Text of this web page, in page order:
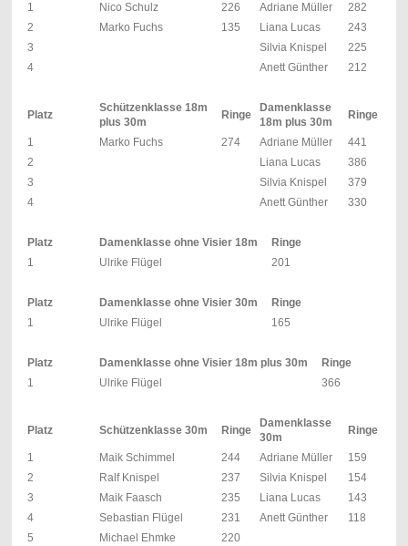
1 Nico Schulz 226 Adriane Müller
282
2
Marko Fuchs 135 Liana Lucas
243
3
Silvia Knispel
225
4
Anett Günther 212
Platz
Schützenklasse 18m
plus 30m
Ringe
Damenklasse
18m plus 30m
Ringe
1 Marko Fuchs 274 Adriane Müller
441
2
Liana Lucas
386
3
Silvia Knispel
379
4
Anett Günther 330
Platz Damenklasse ohne Visier 18m
Ringe
1
Ulrike Flügel 201
Platz Damenklasse ohne Visier 30m
Ringe
1
Ulrike Flügel 165
Platz Damenklasse ohne Visier 18m plus 30m
Ringe
1
Ulrike Flügel 366
Platz Schützenklasse 30m Ringe
Damenklasse
30m
Ringe
1 Maik Schimmel 244 Adriane Müller
159
2
Ralf Knispel 237 Silvia Knispel
154
3
Maik Faasch 235 Liana Lucas
143
4
Sebastian Flügel 231 Anett Günther
118
5
Michael Ehmke
220